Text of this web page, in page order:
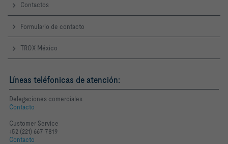
Contactos
Formulario de contacto
TROX México
Líneas teléfonicas de atención:
Delegaciones comerciales
Contacto
Customer Service
+52 (221) 667 7819
Contacto